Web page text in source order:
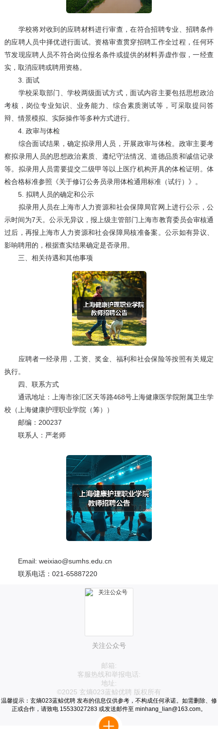
学校将对收到的应聘材料进行审查，在符合招聘专业、招聘条件
的应聘人员中择优进行面试。资格审查贯穿招聘工作全过程，任何环
节发现应聘人员不符合岗位报名条件或提供的材料弄虚作假，一经查
实，取消应聘或聘用资格。
3. 面试
学校采取部门、学校两级面试方式，面试内容主要包括思想政治
考核，岗位专业知识、业务能力、综合素质测试等，可采取提问答
辩、情景模拟、实际操作等多种方式进行。
4. 政审与体检
综合面试结果，确定拟录用人员，开展政审与体检。政审主要考
察拟录用人员的思想政治素质、遵纪守法情况、道德品质和诚信记录
等。拟录用人员需要提交二级甲等以上医疗机构开具的体检证明。体
检合格标准参照《关于修订公务员录用体检通用标准（试行）》。
5. 拟聘人员的确定和公示
拟录用人员在上海市人力资源和社会保障局官网上进行公示，公
示时间为7天。公示无异议，报上级主管部门上海市教育委员会审核通
过后，再报上海市人力资源和社会保障局核准备案。公示如有异议、
影响聘用的，根据查实结果确定是否录用。
三、相关待遇和其他事项
应聘者一经录用，工资、奖金、福利和社会保险等按照有关规定
执行。
四、联系方式
通讯地址：上海市徐汇区天等路468号上海健康医学院附属卫生学
校（上海健康护理职业学院（筹））
邮编：200237
联系人：严老师
Email: weixiao@sumhs.edu.cn
联系电话：021-65887220
关注公众号
邮箱:
客服热线和举报电话:
地址:
©2025 玄熵023蓝鲸优聘 版权所有
温馨提示：玄熵023蓝鲸优聘 发布的信息仅供参考，不构成任何承诺。如需删除、修
正或合作，请致电 15533027283 或发送邮件至 minhang_lian@163.com。